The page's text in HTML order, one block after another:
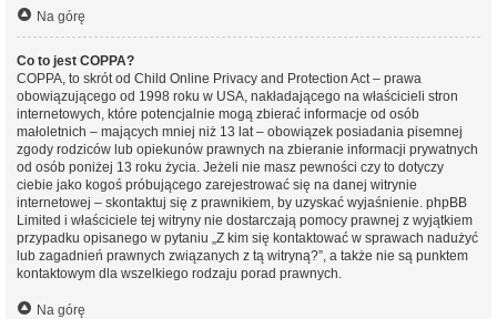
Na górę
Co to jest COPPA?
COPPA, to skrót od Child Online Privacy and Protection Act – prawa
obowiązującego od 1998 roku w USA, nakładającego na właścicieli stron
internetowych, które potencjalnie mogą zbierać informacje od osób
małoletnich – mających mniej niż 13 lat – obowiązek posiadania pisemnej
zgody rodziców lub opiekunów prawnych na zbieranie informacji prywatnych
od osób poniżej 13 roku życia. Jeżeli nie masz pewności czy to dotyczy
ciebie jako kogoś próbującego zarejestrować się na danej witrynie
internetowej – skontaktuj się z prawnikiem, by uzyskać wyjaśnienie. phpBB
Limited i właściciele tej witryny nie dostarczają pomocy prawnej z wyjątkiem
przypadku opisanego w pytaniu „Z kim się kontaktować w sprawach nadużyć
lub zagadnień prawnych związanych z tą witryną?”, a także nie są punktem
kontaktowym dla wszelkiego rodzaju porad prawnych.
Na górę